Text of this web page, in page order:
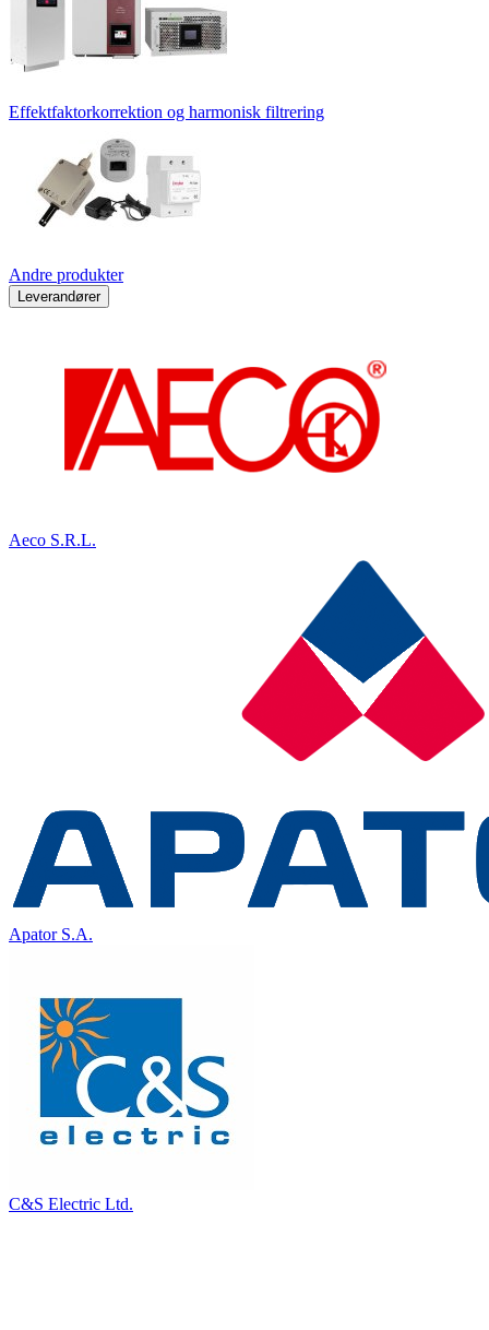
Effektfaktorkorrektion og harmonisk filtrering
Andre produkter
Leverandører
Aeco S.R.L.
Apator S.A.
C&S Electric Ltd.